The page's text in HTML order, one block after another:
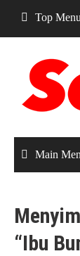
content
Top Menu
Main
“Ibu